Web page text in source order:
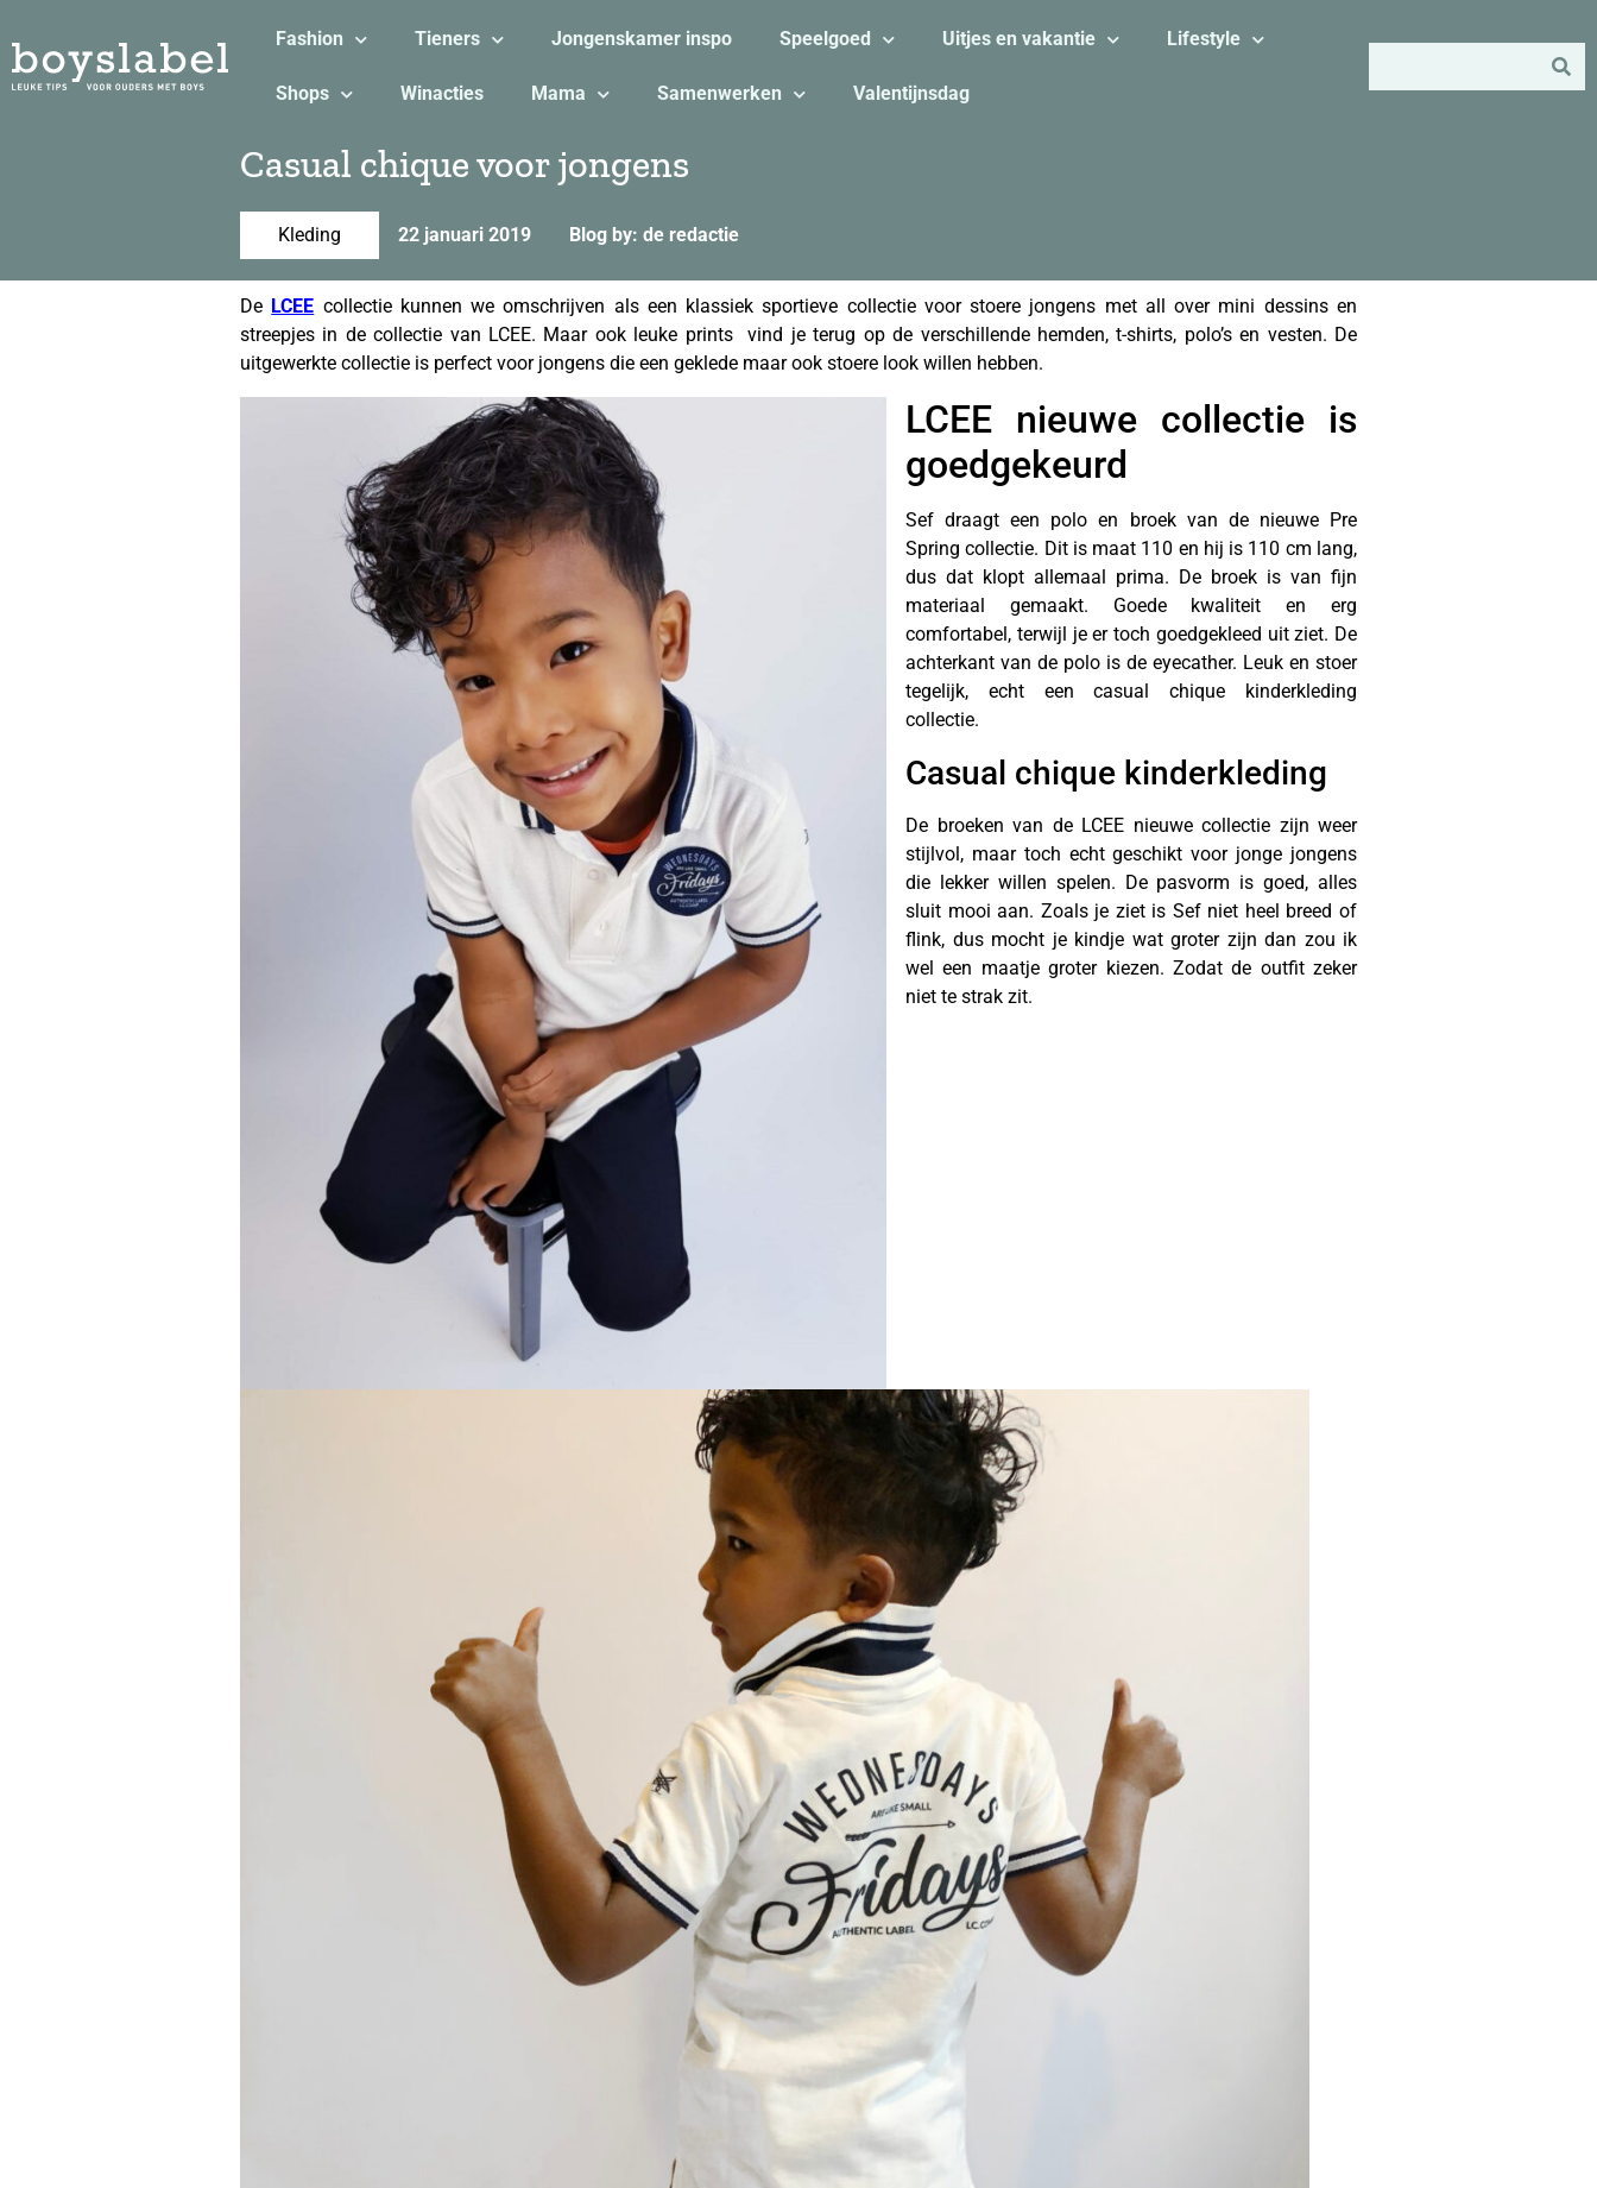
Fashion Tieners Jongenskamer inspo Speelgoed Uitjes en vakantie Lifestyle
Shops Winacties Mama Samenwerken Valentijnsdag
Casual chique voor jongens
Kleding 22 januari 2019 Blog by: de redactie
De LCEE collectie kunnen we omschrijven als een klassiek sportieve collectie voor stoere jongens met all over mini dessins en
streepjes in de collectie van LCEE. Maar ook leuke prints vind je terug op de verschillende hemden, t-shirts, polo’s en vesten. De
uitgewerkte collectie is perfect voor jongens die een geklede maar ook stoere look willen hebben.
LCEE nieuwe collectie is
goedgekeurd
Sef draagt een polo en broek van de nieuwe Pre
Spring collectie. Dit is maat 110 en hij is 110 cm lang,
dus dat klopt allemaal prima. De broek is van fijn
materiaal gemaakt. Goede kwaliteit en erg
comfortabel, terwijl je er toch goedgekleed uit ziet. De
achterkant van de polo is de eyecather. Leuk en stoer
tegelijk, echt een casual chique kinderkleding
collectie.
Casual chique kinderkleding
De broeken van de LCEE nieuwe collectie zijn weer
stijlvol, maar toch echt geschikt voor jonge jongens
die lekker willen spelen. De pasvorm is goed, alles
sluit mooi aan. Zoals je ziet is Sef niet heel breed of
flink, dus mocht je kindje wat groter zijn dan zou ik
wel een maatje groter kiezen. Zodat de outfit zeker
niet te strak zit.